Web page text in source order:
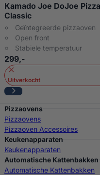
Kamado Joe DoJoe
Classic
Geïntegreerde pizzaoven
Open front
Stabiele temperatuur
299,-
Uitverkocht
Pizzaovens
Pizzaovens
Pizzaoven Accessoires
Keukenapparaten
Keukenapparaten
Automatische Kattenbakken
Automatische Kattenbakken